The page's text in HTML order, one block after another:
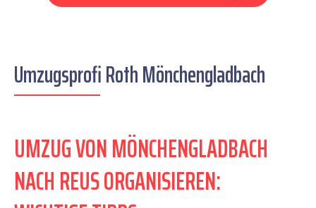
Umzugsprofi Roth Mönchengladbach
UMZUG VON MÖNCHENGLADBACH
NACH REUS ORGANISIEREN: